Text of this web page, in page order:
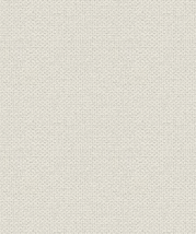
)
メントの製造
創立及合併、西多摩工場の新設